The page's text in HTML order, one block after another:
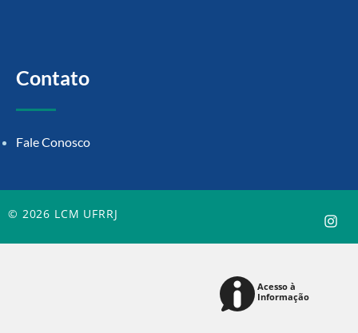
Contato
Fale Conosco
© 2026 LCM UFRRJ